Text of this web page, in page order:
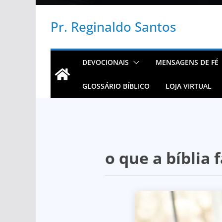
Pr. Reginaldo Santos
DEVOCIONAIS MENSAGENS DE FÉ
GLOSSÁRIO BÍBLICO LOJA VIRTUAL
o que a bíblia